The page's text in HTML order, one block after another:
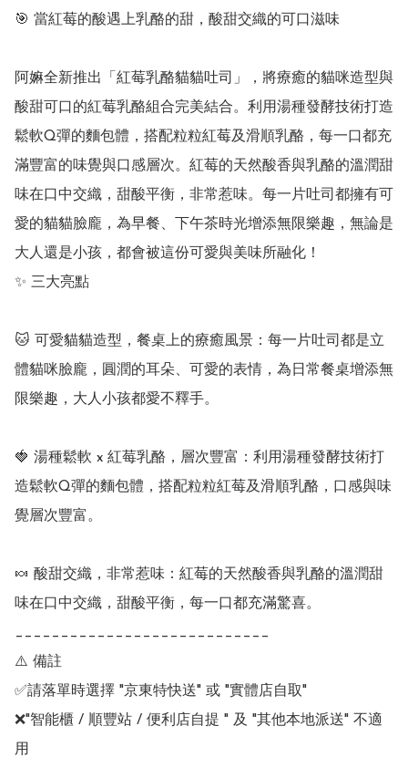
🎯 當紅莓的酸遇上乳酪的甜，酸甜交織的可口滋味
阿嫲全新推出「紅莓乳酪貓貓吐司」，將療癒的貓咪造型與
酸甜可口的紅莓乳酪組合完美結合。利用湯種發酵技術打造
鬆軟Q彈的麵包體，搭配粒粒紅莓及滑順乳酪，每一口都充
滿豐富的味覺與口感層次。紅莓的天然酸香與乳酪的溫潤甜
味在口中交織，甜酸平衡，非常惹味。每一片吐司都擁有可
愛的貓貓臉龐，為早餐、下午茶時光增添無限樂趣，無論是
大人還是小孩，都會被這份可愛與美味所融化！
✨ 三大亮點
🐱 可愛貓貓造型，餐桌上的療癒風景：每一片吐司都是立
體貓咪臉龐，圓潤的耳朵、可愛的表情，為日常餐桌增添無
限樂趣，大人小孩都愛不釋手。
🍓 湯種鬆軟 x 紅莓乳酪，層次豐富：利用湯種發酵技術打
造鬆軟Q彈的麵包體，搭配粒粒紅莓及滑順乳酪，口感與味
覺層次豐富。
🍬 酸甜交織，非常惹味：紅莓的天然酸香與乳酪的溫潤甜
味在口中交織，甜酸平衡，每一口都充滿驚喜。
____________________________
⚠️ 備註
✅請落單時選擇 "京東特快送" 或 "實體店自取"
❌"智能櫃 / 順豐站 / 便利店自提 " 及 "其他本地派送" 不適
用